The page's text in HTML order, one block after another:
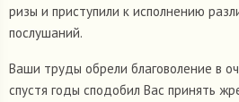
ризы и приступили к исполнению
послушаний.
Ваши труды обрели благоволение в
спустя годы сподобил Вас принять